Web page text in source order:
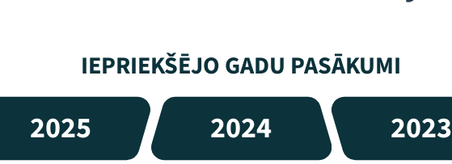
IEPRIEKŠĒJO GADU PASĀKUMI
2025 2024 2023